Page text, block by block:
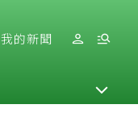
我的新聞